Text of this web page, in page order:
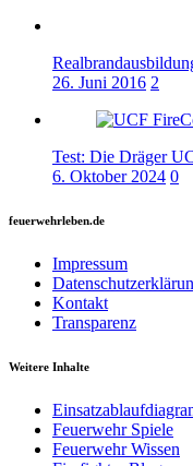
26. Juni 2016 2
Test: Die Dräger
6. Oktober 2024 0
feuerwehrleben.de
Impressum
Kontakt
Transparenz
Weitere Inhalte
Feuerwehr Spiele
Feuerwehr Wissen